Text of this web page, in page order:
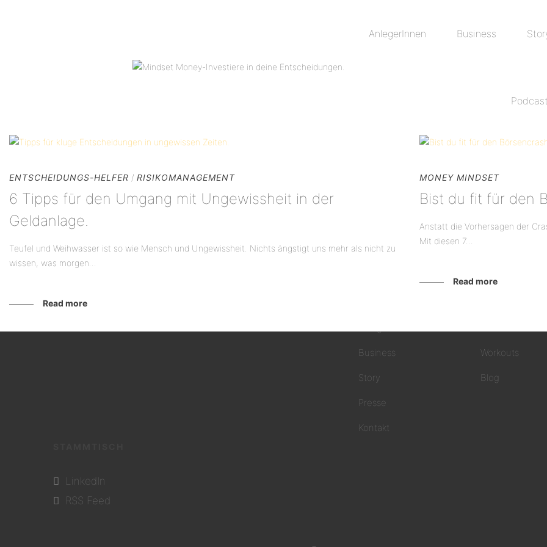
AnlegerInnen Business
Podcast
ENTSCHEIDUNGS-HELFER / RISIKOMANAGEMENT
6 Tipps für den Umgang mit Ungewissheit in der
Geldanlage.
Teufel und Weihwasser ist so wie Mensch und Ungewissheit. Nichts ängstigt uns mehr als nicht zu
wissen, was morgen...
Read more
MONEY MINDSET
Bist du fit für den
Anstatt die Vorhersagen der
Mit diesen 7...
Read more
Business
Story
Presse
Kontakt
Workouts
Blog
LinkedIn
RSS Feed